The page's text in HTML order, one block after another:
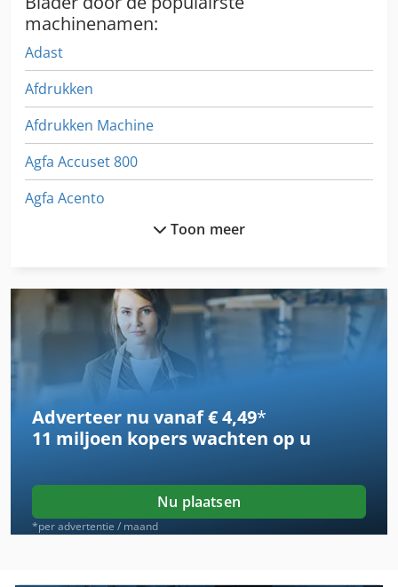
machinenamen:
Adast
Afdrukken
Afdrukken Machine
Agfa Accuset 800
Agfa Acento
Agfa Avalon Lf
Agfa Avantra 44
Agfa Msc 101
Agfa Palladio
Agfa Rapiline
Agietron
Avalon
Toon meer
Adverteer nu vanaf € 4,49*
11 miljoen koperswachten op u
Nu plaatsen
*per advertentie / maand